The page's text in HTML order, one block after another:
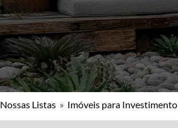
Nossas Listas » Imóveis para Investimento